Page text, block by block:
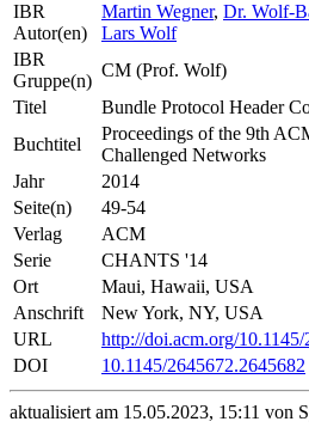
IBR
Autor(en)
Martin Wegner, Dr. Wolf-
Lars Wolf
IBR
Gruppe(n)
CM (Prof. Wolf)
Titel
Bundle Protocol Header
Buchtitel
Proceedings of the 9th
Challenged Networks
Jahr
2014
Seite(n)
49-54
Verlag
ACM
Serie
CHANTS '14
Ort
Maui, Hawaii, USA
Anschrift
New York, NY, USA
URL
http://doi.acm.org/
DOI
10.1145/2645672.2645682
aktualisiert am 15.05.2023, 15:11 von